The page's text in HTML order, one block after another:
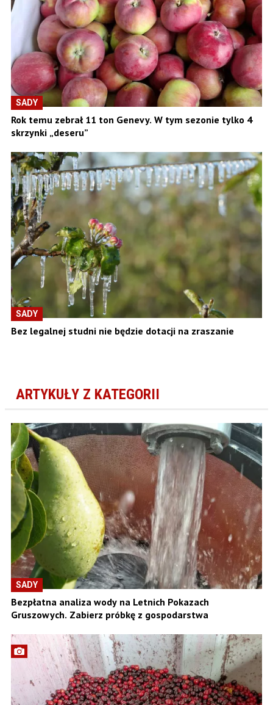
SADY
Rok temu zebrał 11 ton Genevy. W tym sezonie tylko 4
skrzynki „deseru”
SADY
Bez legalnej studni nie będzie dotacji na zraszanie
ARTYKUŁY Z KATEGORII
SADY
Bezpłatna analiza wody na Letnich Pokazach
Gruszowych. Zabierz próbkę z gospodarstwa